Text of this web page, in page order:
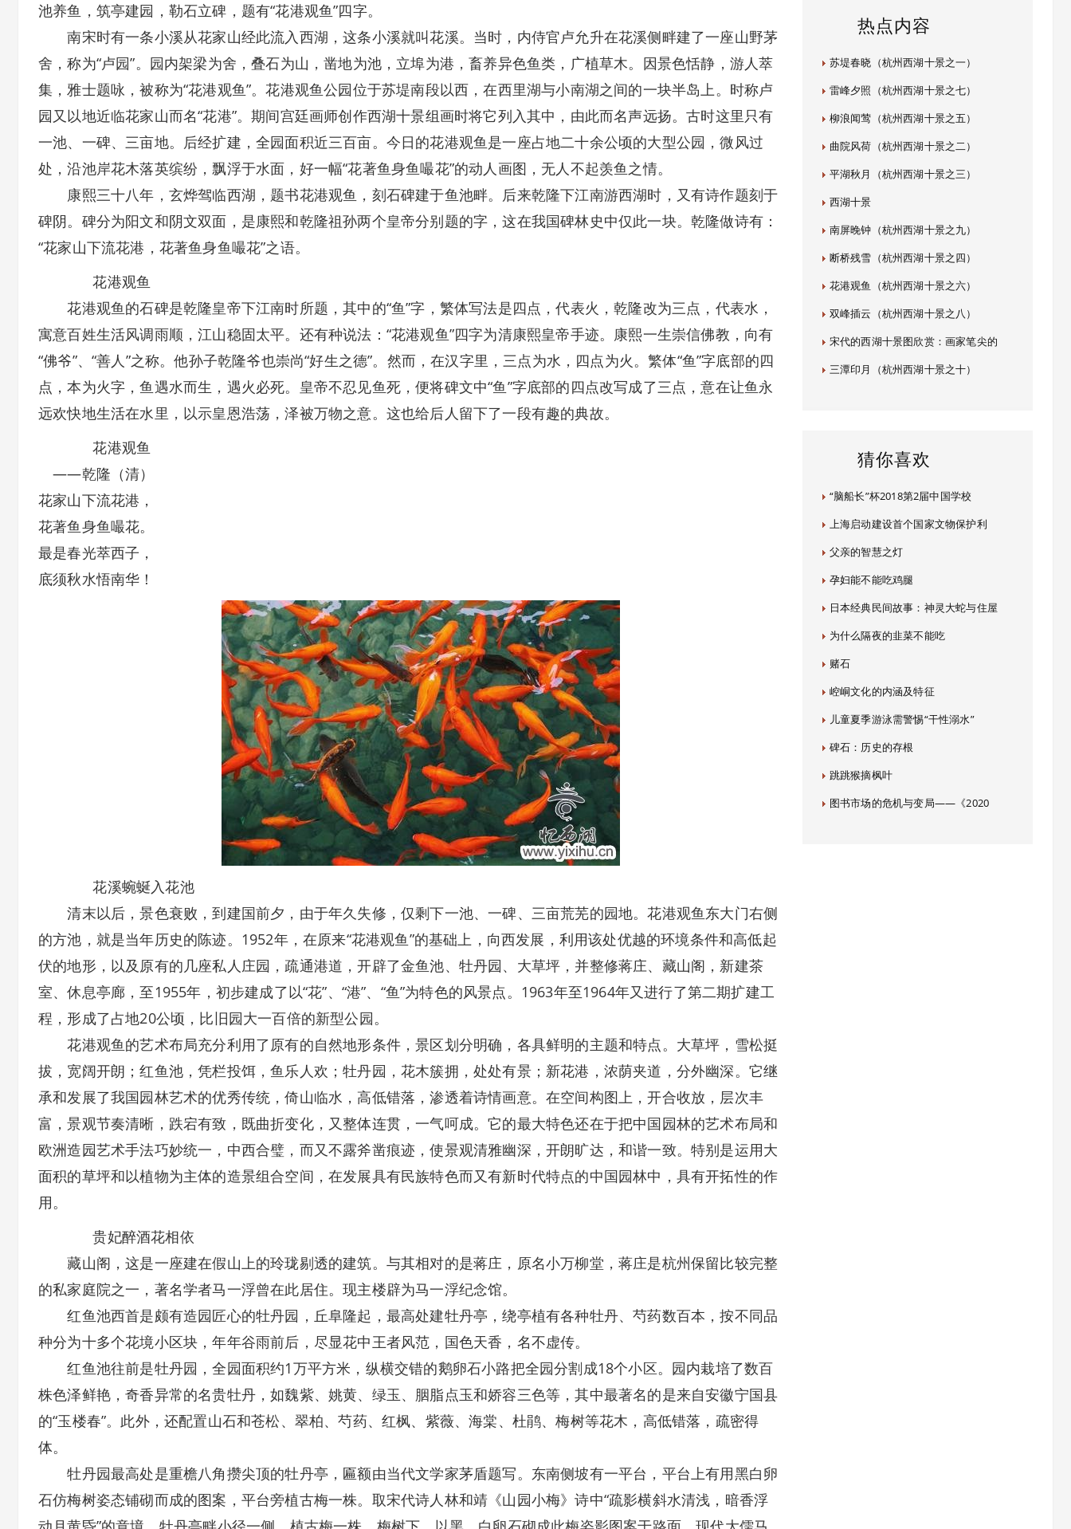
池养鱼，筑亭建园，勒石立碑，题有“花港观鱼”四字。
南宋时有一条小溪从花家山经此流入西湖，这条小溪就叫花溪。当时，内侍官卢允升在花溪侧畔建了一座山野茅
舍，称为“卢园”。园内架梁为舍，叠石为山，凿地为池，立埠为港，畜养异色鱼类，广植草木。因景色恬静，游人萃
集，雅士题咏，被称为“花港观鱼”。花港观鱼公园位于苏堤南段以西，在西里湖与小南湖之间的一块半岛上。时称卢
园又以地近临花家山而名“花港”。期间宫廷画师创作西湖十景组画时将它列入其中，由此而名声远扬。古时这里只有
一池、一碑、三亩地。后经扩建，全园面积近三百亩。今日的花港观鱼是一座占地二十余公顷的大型公园，微风过
处，沿池岸花木落英缤纷，飘浮于水面，好一幅“花著鱼身鱼嘬花”的动人画图，无人不起羡鱼之情。
康熙三十八年，玄烨驾临西湖，题书花港观鱼，刻石碑建于鱼池畔。后来乾隆下江南游西湖时，又有诗作题刻于
碑阴。碑分为阳文和阴文双面，是康熙和乾隆祖孙两个皇帝分别题的字，这在我国碑林史中仅此一块。乾隆做诗有：
“花家山下流花港，花著鱼身鱼嘬花”之语。
花港观鱼
花港观鱼的石碑是乾隆皇帝下江南时所题，其中的“鱼”字，繁体写法是四点，代表火，乾隆改为三点，代表水，
寓意百姓生活风调雨顺，江山稳固太平。还有种说法：“花港观鱼”四字为清康熙皇帝手迹。康熙一生崇信佛教，向有
“佛爷”、“善人”之称。他孙子乾隆爷也崇尚“好生之德”。然而，在汉字里，三点为水，四点为火。繁体“鱼”字底部的四
点，本为火字，鱼遇水而生，遇火必死。皇帝不忍见鱼死，便将碑文中“鱼”字底部的四点改写成了三点，意在让鱼永
远欢快地生活在水里，以示皇恩浩荡，泽被万物之意。这也给后人留下了一段有趣的典故。
花港观鱼
——乾隆（清）
花家山下流花港，
花著鱼身鱼嘬花。
最是春光萃西子，
底须秋水悟南华！
花溪蜿蜒入花池
清末以后，景色衰败，到建国前夕，由于年久失修，仅剩下一池、一碑、三亩荒芜的园地。花港观鱼东大门右侧
的方池，就是当年历史的陈迹。1952年，在原来“花港观鱼”的基础上，向西发展，利用该处优越的环境条件和高低起
伏的地形，以及原有的几座私人庄园，疏通港道，开辟了金鱼池、牡丹园、大草坪，并整修蒋庄、藏山阁，新建茶
室、休息亭廊，至1955年，初步建成了以“花”、“港”、“鱼”为特色的风景点。1963年至1964年又进行了第二期扩建工
程，形成了占地20公顷，比旧园大一百倍的新型公园。
花港观鱼的艺术布局充分利用了原有的自然地形条件，景区划分明确，各具鲜明的主题和特点。大草坪，雪松挺
拔，宽阔开朗；红鱼池，凭栏投饵，鱼乐人欢；牡丹园，花木簇拥，处处有景；新花港，浓荫夹道，分外幽深。它继
承和发展了我国园林艺术的优秀传统，倚山临水，高低错落，渗透着诗情画意。在空间构图上，开合收放，层次丰
富，景观节奏清晰，跌宕有致，既曲折变化，又整体连贯，一气呵成。它的最大特色还在于把中国园林的艺术布局和
欧洲造园艺术手法巧妙统一，中西合璧，而又不露斧凿痕迹，使景观清雅幽深，开朗旷达，和谐一致。特别是运用大
面积的草坪和以植物为主体的造景组合空间，在发展具有民族特色而又有新时代特点的中国园林中，具有开拓性的作
用。
贵妃醉酒花相依
藏山阁，这是一座建在假山上的玲珑剔透的建筑。与其相对的是蒋庄，原名小万柳堂，蒋庄是杭州保留比较完整
的私家庭院之一，著名学者马一浮曾在此居住。现主楼辟为马一浮纪念馆。
红鱼池西首是颇有造园匠心的牡丹园，丘阜隆起，最高处建牡丹亭，绕亭植有各种牡丹、芍药数百本，按不同品
种分为十多个花境小区块，年年谷雨前后，尽显花中王者风范，国色天香，名不虚传。
红鱼池往前是牡丹园，全园面积约1万平方米，纵横交错的鹅卵石小路把全园分割成18个小区。园内栽培了数百
株色泽鲜艳，奇香异常的名贵牡丹，如魏紫、姚黄、绿玉、胭脂点玉和娇容三色等，其中最著名的是来自安徽宁国县
的“玉楼春”。此外，还配置山石和苍松、翠柏、芍药、红枫、紫薇、海棠、杜鹃、梅树等花木，高低错落，疏密得
体。
牡丹园最高处是重檐八角攒尖顶的牡丹亭，匾额由当代文学家茅盾题写。东南侧坡有一平台，平台上有用黑白卵
石仿梅树姿态铺砌而成的图案，平台旁植古梅一株。取宋代诗人林和靖《山园小梅》诗中“疏影横斜水清浅，暗香浮
热点内容
苏堤春晓（杭州西湖十景之一）
雷峰夕照（杭州西湖十景之七）
柳浪闻莺（杭州西湖十景之五）
曲院风荷（杭州西湖十景之二）
平湖秋月（杭州西湖十景之三）
西湖十景
南屏晚钟（杭州西湖十景之九）
断桥残雪（杭州西湖十景之四）
花港观鱼（杭州西湖十景之六）
双峰插云（杭州西湖十景之八）
宋代的西湖十景图欣赏：画家笔尖的
三潭印月（杭州西湖十景之十）
猜你喜欢
“脑船长”杯2018第2届中国学校
上海启动建设首个国家文物保护利
父亲的智慧之灯
孕妇能不能吃鸡腿
日本经典民间故事：神灵大蛇与住屋
为什么隔夜的韭菜不能吃
赌石
崆峒文化的内涵及特征
儿童夏季游泳需警惕“干性溺水”
碑石：历史的存根
跳跳猴摘枫叶
图书市场的危机与变局——《2020